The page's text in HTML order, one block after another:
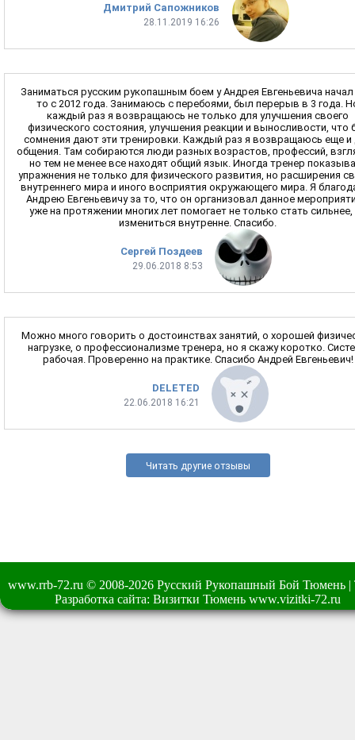
Дмитрий Сапожников
28.11.2019 16:26
Сергей Поздеев
29.06.2018 8:53
Заниматься русским рукопашным боем у Андрея Евгеньевича начал
то с 2012 года. Занимаюсь с перебоями, был перерыв в 3 года.
каждый раз я возвращаюсь не только для улучшения своего
физического состояния, улучшения реакции и выносливости, что
сомнения дают эти тренировки. Каждый раз я возвращаюсь еще и
общения. Там собираются люди разных возрастов, профессий,
но тем не менее все находят общий язык. Иногда тренер
упражнения не только для физического развития, но расширения
внутреннего мира и иного восприятия окружающего мира. Я
Андрею Евгеньевичу за то, что он организовал данное
уже на протяжении многих лет помогает не только стать сильнее,
измениться внутренне. Спасибо.
DELETED
22.06.2018 16:21
Можно много говорить о достоинствах занятий, о хорошей
нагрузке, о профессионализме тренера, но я скажу коротко.
рабочая. Проверенно на практике. Спасибо Андрей Евгеньевич!
Читать другие отзывы
www.rrb-72.ru © 2008-2026 Русский Рукопашный Бой Тюмень |
Разработка сайта: Визитки Тюменьwww.vizitki-72.ru